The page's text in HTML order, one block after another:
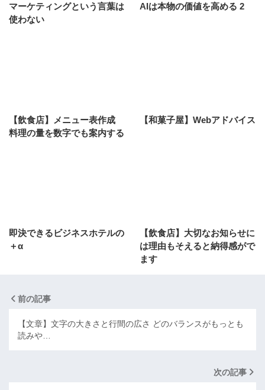
マーケティングという言葉は
使わない
AIは本物の価値を高める 2
【飲食店】メニュー表作成
料理の量を数字でも案内する
【和菓子屋】Webアドバイス
即決できるビジネスホテルの
＋α
【飲食店】大切なお知らせに
は理由もそえると納得感がで
ます
前の記事
【文章】文字の大きさと行間の広さ どのバランスがもっとも
読みや…
次の記事